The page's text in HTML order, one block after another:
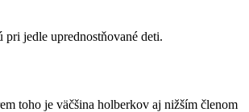
jedle uprednostňované deti.
toho je väčšina holberkov aj nižším členom